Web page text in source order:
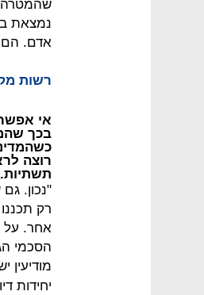
שהמטרה
נמצאת
אדם. הם
רשות
אי
בכך שהם
רוצה
תשתיות.
"נכון.
רק
אחר. על
הסכמי
מודיעין